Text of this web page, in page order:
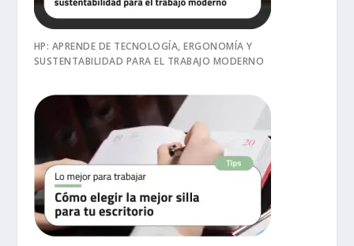
HP: APRENDE DE TECNOLOGÍA, ERGONOMÍA Y
SUSTENTABILIDAD PARA EL TRABAJO MODERNO